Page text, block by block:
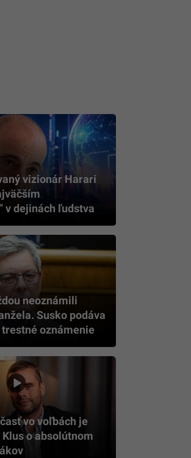
vizionár Harari
v dejinách ľudstva
neoznámili
Susko podáva
oznámenie
vo voľbách je
o absolútnom